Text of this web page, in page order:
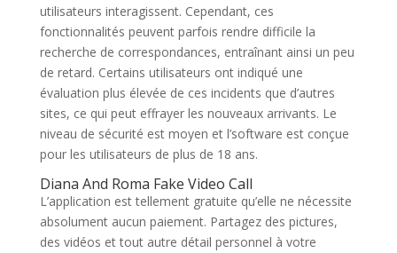
utilisateurs interagissent. Cependant, ces
fonctionnalités peuvent parfois rendre difficile la
recherche de correspondances, entraînant ainsi un peu
de retard. Certains utilisateurs ont indiqué une
évaluation plus élevée de ces incidents que d’autres
sites, ce qui peut effrayer les nouveaux arrivants. Le
niveau de sécurité est moyen et l’software est conçue
pour les utilisateurs de plus de 18 ans.
Diana And Roma Fake Video Call
L’application est tellement gratuite qu’elle ne nécessite
absolument aucun paiement. Partagez des pictures,
des vidéos et tout autre détail personnel à votre